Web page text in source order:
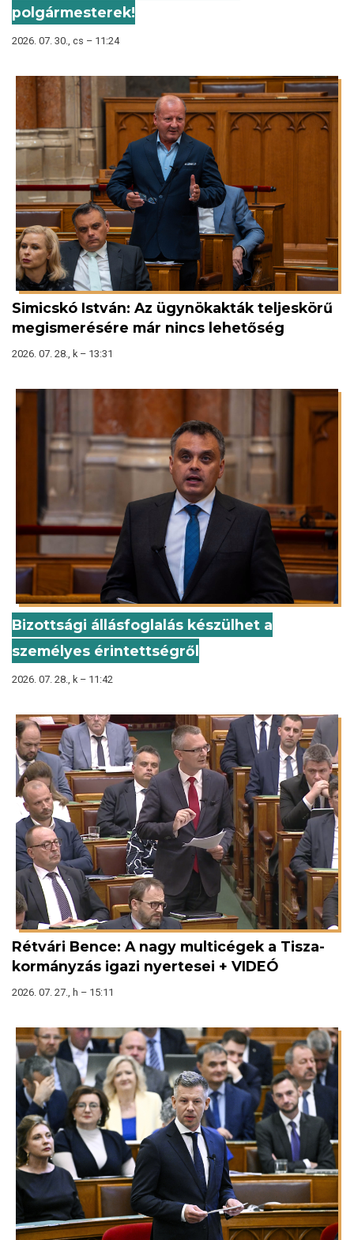
polgármesterek!
2026. 07. 30., cs – 11:24
Simicskó István: Az ügynökakták teljeskörű
megismerésére már nincs lehetőség
2026. 07. 28., k – 13:31
Bizottsági állásfoglalás készülhet a
személyes érintettségről
2026. 07. 28., k – 11:42
Rétvári Bence: A nagy multicégek a Tisza-
kormányzás igazi nyertesei + VIDEÓ
2026. 07. 27., h – 15:11